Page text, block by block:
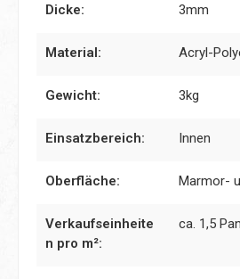
Dicke: 3mm
Material: Acryl-
Gewicht: 3kg
Einsatzbereich: Innen
Oberfläche: Marmor-
Verkaufseinheite
n pro m²:
ca. 1,5